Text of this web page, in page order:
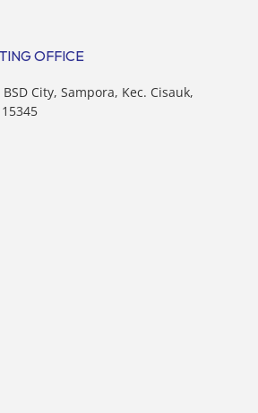
OFFICE
City, Sampora, Kec. Cisauk,